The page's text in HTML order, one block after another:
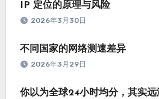
IP 定位的原理与风险
2026年3月30日
不同国家的网络测速差异
2026年3月29日
你以为全球24小时均分，其实远